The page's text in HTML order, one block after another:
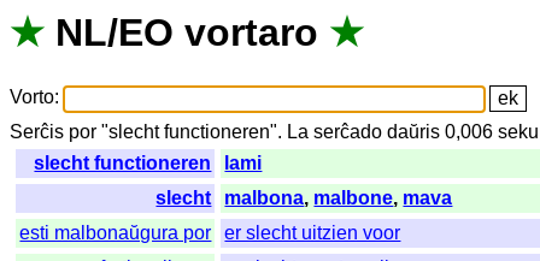
★ NL/EO vortaro ★
Vorto:
Serĉis por "slecht functioneren". La serĉado daŭris 0,006
slecht functioneren
lami
slecht
malbona, malbone, mava
esti malbonaŭgura por
er slecht uitzien voor